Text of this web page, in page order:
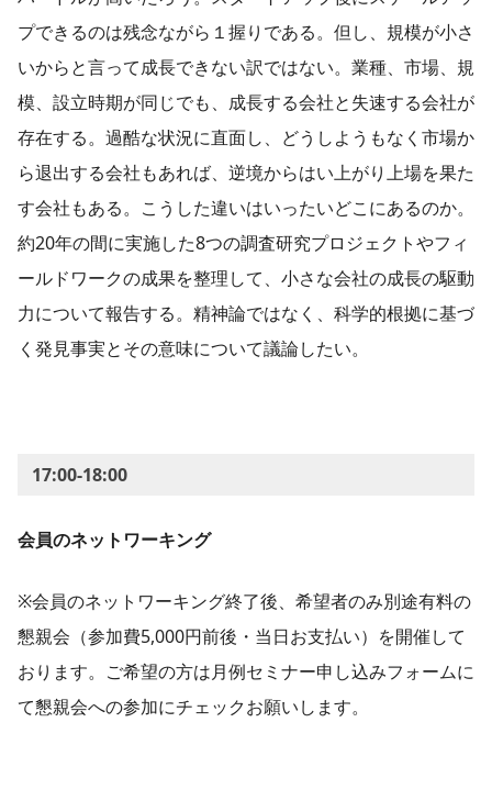
プできるのは残念ながら１握りである。但し、規模が小さ
いからと言って成長できない訳ではない。業種、市場、規
模、設立時期が同じでも、成長する会社と失速する会社が
存在する。過酷な状況に直面し、どうしようもなく市場か
ら退出する会社もあれば、逆境からはい上がり上場を果た
す会社もある。こうした違いはいったいどこにあるのか。
約20年の間に実施した8つの調査研究プロジェクトやフィ
ールドワークの成果を整理して、小さな会社の成長の駆動
力について報告する。精神論ではなく、科学的根拠に基づ
く発見事実とその意味について議論したい。
17:00-18:00
会員のネットワーキング
※会員のネットワーキング終了後、希望者のみ別途有料の
懇親会（参加費5,000円前後・当日お支払い）を開催して
おります。ご希望の方は月例セミナー申し込みフォームに
て懇親会への参加にチェックお願いします。